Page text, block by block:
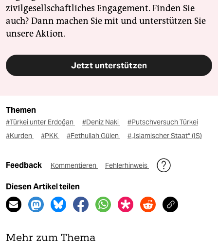
zivilgesellschaftliches Engagement. Finden Sie
auch? Dann machen Sie mit und unterstützen Sie
unsere Aktion.
Jetzt unterstützen
Themen
#Türkei unter Erdoğan #Deniz Naki
#Putschversuch Türkei
#Kurden
#PKK #Fethullah Gülen #„Islamischer Staat“ (IS)
Feedback Kommentieren Fehlerhinweis
Diesen Artikel teilen
Mehr zum Thema